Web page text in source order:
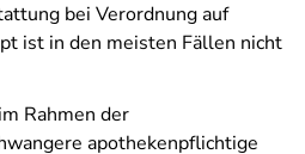
bei Verordnung auf
ist in den meisten Fällen nicht
Rahmen der
apothekenpflichtige